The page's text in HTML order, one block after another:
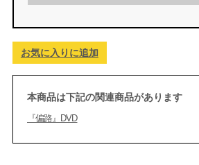
お気に入りに追加
本商品は下記の関連商品があります
『偏路』DVD